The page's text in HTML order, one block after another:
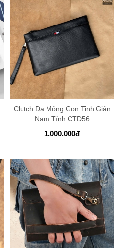
Clutch Da Mỏng Gọn Tinh Giản
Nam Tính CTD56
1.000.000đ